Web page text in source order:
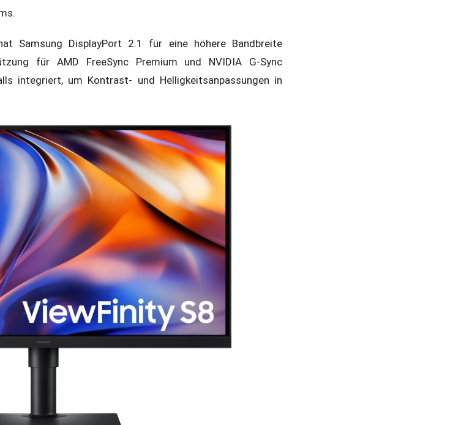
Samsung DisplayPort 2.1 für eine höhere Bandbreite
für AMD FreeSync Premium und NVIDIA G-Sync
integriert, um Kontrast- und Helligkeitsanpassungen in